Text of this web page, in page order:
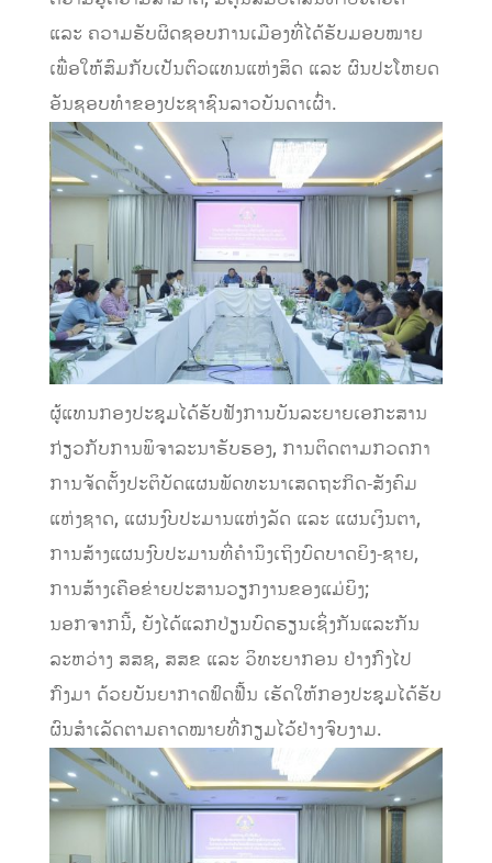
ແລະ ຄວາມຮັບຜິດຊອບການເມືອງທີ່ໄດ້ຮັບມອບໝາຍ
ເພື່ອໃຫ້ສົມກັບເປັນຕົວແທນແຫ່ງສິດ ແລະ ຜົນປະໂຫຍດ
ອັນຊອບທໍາຂອງປະຊາຊົນລາວບັນດາເຜົ່າ.
ຜູ້ແທນກອງປະຊຸມໄດ້ຮັບຟັງການບັນລະຍາຍເອກະສານ
ກ່ຽວກັບການພິຈາລະນາຮັບຮອງ, ການຕິດຕາມກວດກາ
ການຈັດຕັ້ງປະຕິບັດແຜນພັດທະນາເສດຖະກິດ-ສັງຄົມ
ແຫ່ງຊາດ, ແຜນງົບປະມານແຫ່ງລັດ ແລະ ແຜນເງິນຕາ,
ການສ້າງແຜນງົບປະມານທີ່ຄໍານຶງເຖິງບົດບາດຍິງ-ຊາຍ,
ການສ້າງເຄືອຂ່າຍປະສານວຽກງານຂອງແມ່ຍິງ;
ນອກຈາກນີ້, ຍັງໄດ້ແລກປ່ຽນບົດຮຽນເຊິ່ງກັນແລະກັນ
ລະຫວ່າງ ສສຊ, ສສຂ ແລະ ວິທະຍາກອນ ຢ່າງກົງໄປ
ກົງມາ ດ້ວຍບັນຍາກາດຟົດຟື້ນ ເຮັດໃຫ້ກອງປະຊຸມໄດ້ຮັບ
ຜົນສໍາເລັດຕາມຄາດໝາຍທີ່ກຽມໄວ້ຢ່າງຈົບງາມ.